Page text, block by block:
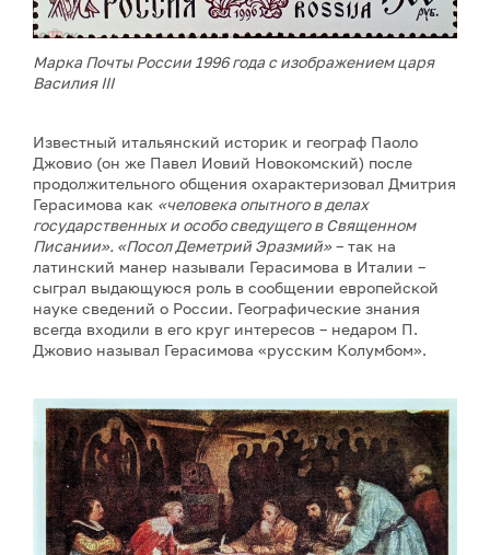
Марка Почты России 1996 года с изображением царя
Василия III
Известный итальянский историк и географ Паоло
Джовио (он же Павел Иовий Новокомский) после
продолжительного общения охарактеризовал Дмитрия
Герасимова как «человека опытного в делах
государственных и особо сведущего в Священном
Писании». «Посол Деметрий Эразмий» – так на
латинский манер называли Герасимова в Италии –
сыграл выдающуюся роль в сообщении европейской
науке сведений о России. Географические знания
всегда входили в его круг интересов – недаром П.
Джовио называл Герасимова «русским Колумбом».